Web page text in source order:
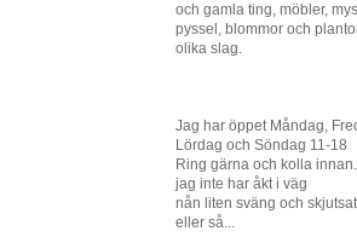
och gamla ting, möbler,
pyssel, blommor och
olika slag.
Jag har öppet Måndag,
Lördag och Söndag 11-18
Ring gärna och kolla
jag inte har åkt i väg
nån liten sväng och
eller så...